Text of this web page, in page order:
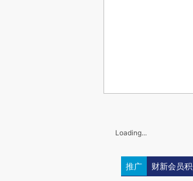
Loading...
推广 财新会员